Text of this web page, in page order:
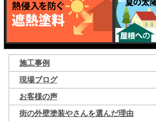
施工事例
現場ブログ
お客様の声
街の外壁塗装やさんを選んだ理由